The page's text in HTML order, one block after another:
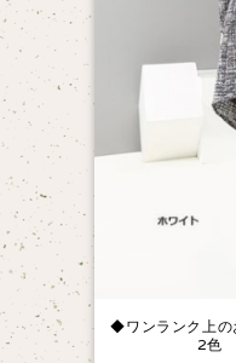
◆ワンランク上の
2色